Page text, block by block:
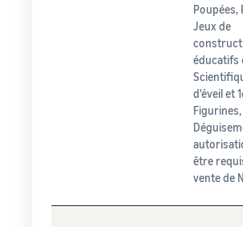
Poupées,
Jeux de
éducatifs
d'éveil et
Figurines,
être
vente de